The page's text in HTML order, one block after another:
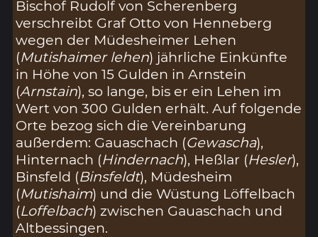
Bischof Rudolf von Scherenberg
verschreibt Graf Otto von Henneberg
wegen der Müdesheimer Lehen
(Mutishaimer lehen) jährliche Einkünfte
in Höhe von 15 Gulden in Arnstein
(Arnstain), so lange, bis er ein Lehen im
Wert von 300 Gulden erhält. Auf folgende
Orte bezog sich die Vereinbarung
außerdem: Gauaschach (Gewascha),
Hinternach (Hindernach), Heßlar (Hesler),
Binsfeld (Binsfeldt), Müdesheim
(Mutishaim) und die Wüstung Löffelbach
(Loffelbach) zwischen Gauaschach und
Altbessingen.